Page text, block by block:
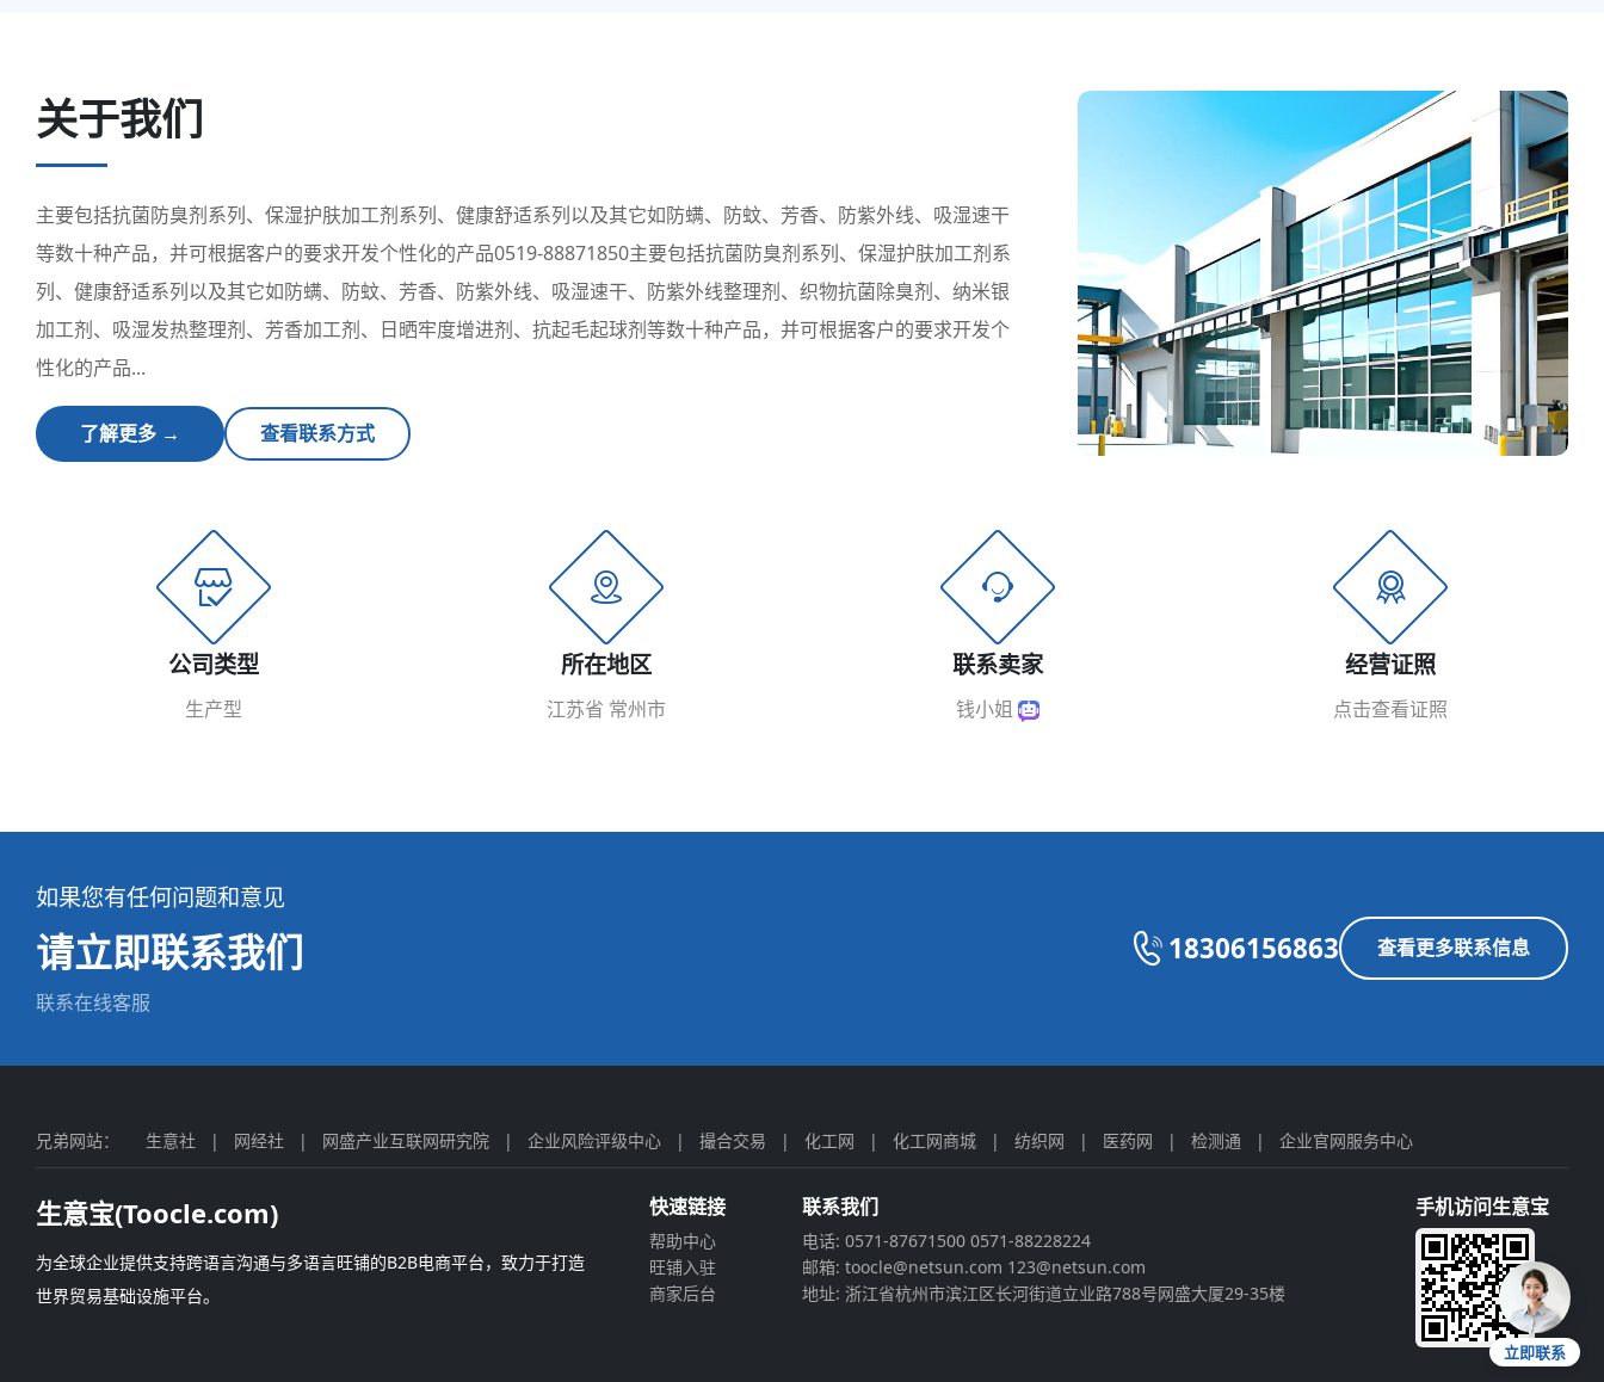
关于我们
主要包括抗菌防臭剂系列、保湿护肤加工剂系列、健康舒适系列以及其它如防螨、防蚊、芳香、防紫外线、吸湿速干
等数十种产品，并可根据客户的要求开发个性化的产品0519-88871850主要包括抗菌防臭剂系列、保湿护肤加工剂系
列、健康舒适系列以及其它如防螨、防蚊、芳香、防紫外线、吸湿速干、防紫外线整理剂、织物抗菌除臭剂、纳米银
加工剂、吸湿发热整理剂、芳香加工剂、日晒牢度增进剂、抗起毛起球剂等数十种产品，并可根据客户的要求开发个
性化的产品...
了解更多 → 查看联系方式
公司类型
生产型
所在地区
江苏省 常州市
联系卖家
钱小姐
经营证照
点击查看证照
如果您有任何问题和意见
请立即联系我们
联系在线客服
18306156863 查看更多联系信息
立即联系
兄弟网站： 生意社 | 网经社 | 网盛产业互联网研究院 | 企业风险评级中心 | 撮合交易 | 化工网 | 化工网商城 | 纺织网 | 医药网 | 检测通 | 企业官网服务中心
生意宝(Toocle.com)
为全球企业提供支持跨语言沟通与多语言旺铺的B2B电商平台，致力于打造
世界贸易基础设施平台。
快速链接
帮助中心
旺铺入驻
商家后台
联系我们
电话: 0571-87671500 0571-88228224
邮箱: toocle@netsun.com 123@netsun.com
地址: 浙江省杭州市滨江区长河街道立业路788号网盛大厦29-35楼
手机访问生意宝